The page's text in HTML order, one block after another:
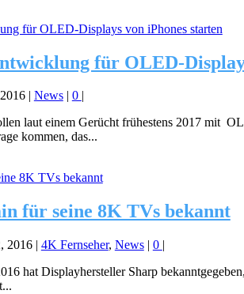
für OLED-
| News| 0
laut einem Gerücht frühestens 2017 mit
kommen, das...
für seine 8K TVs bekannt
2016| 4K Fernseher, News| 0 |
hat Displayhersteller Sharp